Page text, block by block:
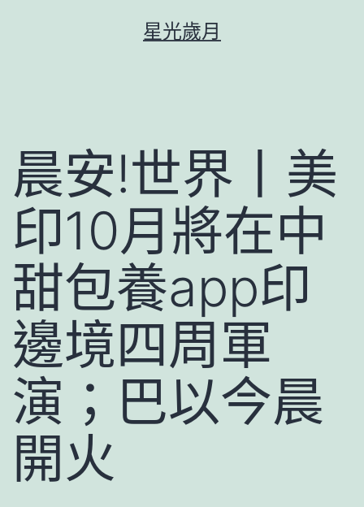
星光歲月
晨安!世界丨美
印10月將在中
甜包養app印
邊境四周軍
演；巴以今晨
開火